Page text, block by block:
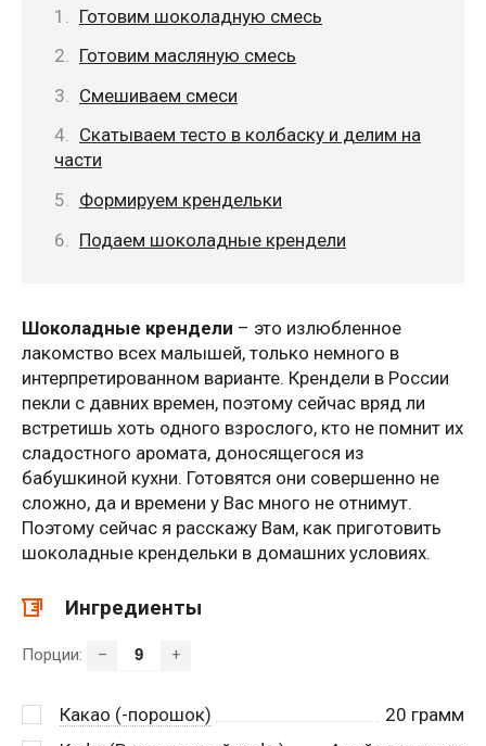
Готовим шоколадную смесь
Готовим масляную смесь
Смешиваем смеси
Скатываем тесто в колбаску и делим на
части
Формируем крендельки
Подаем шоколадные крендели
Шоколадные крендели – это излюбленное
лакомство всех малышей, только немного в
интерпретированном варианте. Крендели в России
пекли с давних времен, поэтому сейчас вряд ли
встретишь хоть одного взрослого, кто не помнит их
сладостного аромата, доносящегося из
бабушкиной кухни. Готовятся они совершенно не
сложно, да и времени у Вас много не отнимут.
Поэтому сейчас я расскажу Вам, как приготовить
шоколадные крендельки в домашних условиях.
Ингредиенты
Порции: – +
Какао (-порошок) 20 грамм